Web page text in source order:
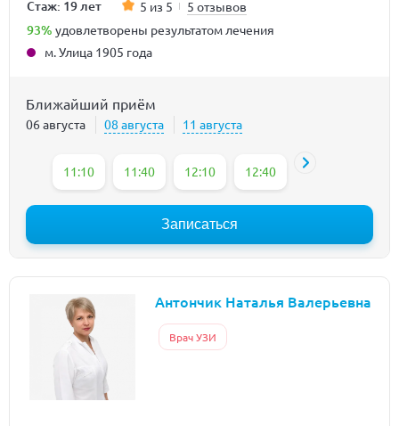
Стаж: 19 лет 5 из 5 5 отзывов
93% удовлетворены результатом лечения
м. Улица 1905 года
Ближайший приём
06 августа 08 августа 11 августа
11:10 11:40 12:10 12:40 14:00
Записаться
Антончик Наталья Валерьевна
Врач УЗИ